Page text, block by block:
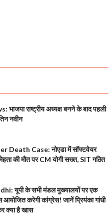
राष्ट्रीय अध्यक्ष बनने के बाद पहली
नवीन
Death Case: नोएडा में सॉफ्टवेयर
की मौत पर CM योगी सख्त, SIT गठित
यूपी के सभी मंडल मुख्यालयों पर एक
करेगी कांग्रेस! जानें प्रियंका गांधी
क्या है खास